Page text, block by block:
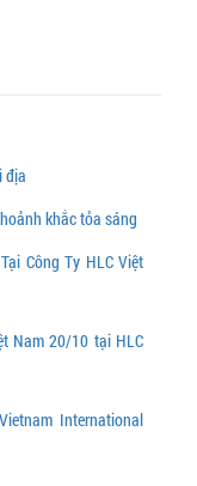
địa
khắc tỏa sáng
Công Ty HLC Việt
Nam 20/10 tại HLC
International